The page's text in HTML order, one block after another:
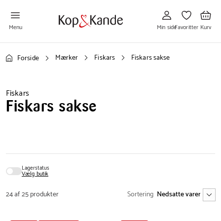
Menu
til
Min
side
Min side
til
Favoritter
Favoritter
til
Kurv
Kurv
Forside Mærker Fiskars Fiskars sakse
Fiskars
Fiskars sakse
Lagerstatus
Vælg butik
24 af 25 produkter Sortering